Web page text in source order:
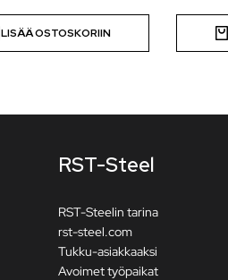
LISÄÄ OSTOSKORIIN
RST-Steel
RST-Steelin tarina
rst-steel.com
Tukku-asiakkaaksi
Avoimet työpaikat